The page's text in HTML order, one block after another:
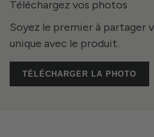
Téléchargez vos photos
Soyez le premier à partager
unique avec le produit.
TÉLÉCHARGER LA PHOTO